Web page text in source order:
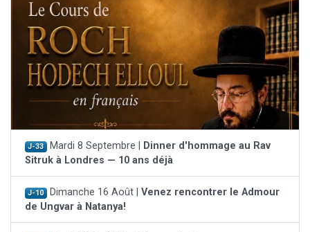
J-33 Mardi 8 Septembre |
Dinner d'hommage au Rav
Sitruk à Londres — 10 ans déjà
J-10 Dimanche 16 Août | Venez rencontrer le Admour
de Ungvar à Natanya!